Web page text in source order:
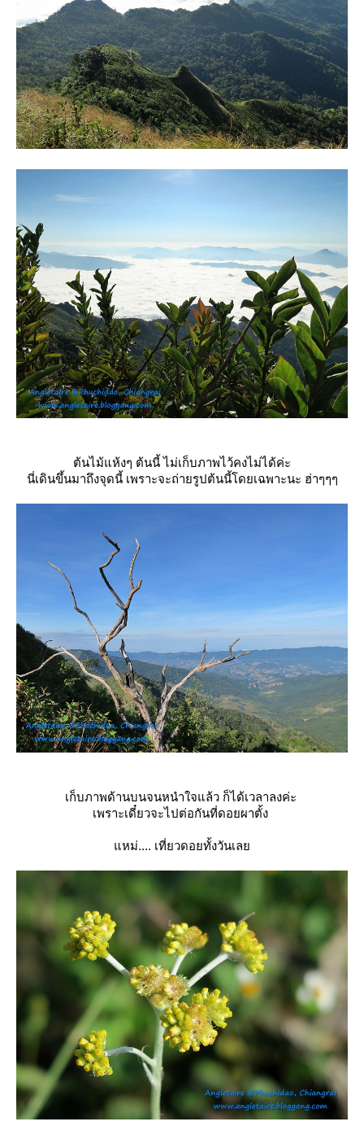
ต้นไม้แห้งๆ ต้นนี้ ไม่เก็บภาพไว้คงไม่ได้ค่ะ
นี่เดินขึ้นมาถึงจุดนี้ เพราะจะถ่ายรูปต้นนี้โดยเฉพาะนะ ฮ่าๆๆๆ
เก็บภาพด้านบนจนหนำใจแล้ว ก็ได้เวลาลงค่ะ
เพราะเดี๋ยวจะไปต่อกันที่ดอยผาตั้ง
หม่.... เที่ยวดอยทั้งวันเล